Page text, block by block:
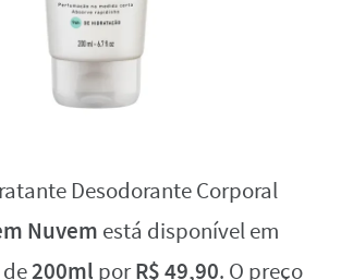
Desodorante Corporal
Nuvem está disponível em
200ml porR$ 49,90. O preço